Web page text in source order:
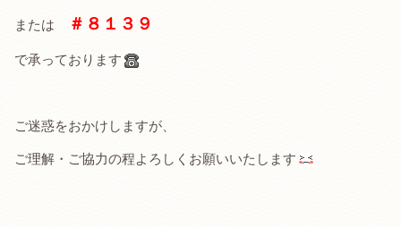
または ＃８１３９
で承っております
ご迷惑をおかけしますが、
ご理解・ご協力の程よろしくお願いいたします